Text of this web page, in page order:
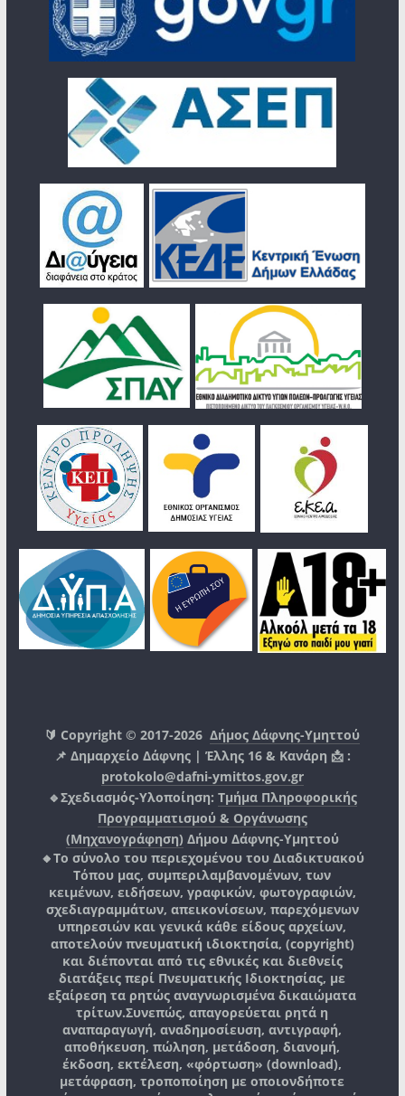
🔰 Copyright © 2017-2026Δήμος Δάφνης-Υμηττού
📌 Δημαρχείο Δάφνης | Έλλης 16 & Κανάρη 📩 :
protokolo@dafni-ymittos.gov.gr
🔹Σχεδιασμός-Υλοποίηση: Τμήμα Πληροφορικής
Προγραμματισμού & Οργάνωσης
(Μηχανογράφηση) Δήμου Δάφνης-Υμηττού
🔸Το σύνολο του περιεχομένου του Διαδικτυακού
Τόπου μας, συμπεριλαμβανομένων, των
κειμένων, ειδήσεων, γραφικών, φωτογραφιών,
σχεδιαγραμμάτων, απεικονίσεων, παρεχόμενων
υπηρεσιών και γενικά κάθε είδους αρχείων,
αποτελούν πνευματική ιδιοκτησία, (copyright)
και διέπονται από τις εθνικές και διεθνείς
διατάξεις περί Πνευματικής Ιδιοκτησίας, με
εξαίρεση τα ρητώς αναγνωρισμένα δικαιώματα
τρίτων.Συνεπώς, απαγορεύεται ρητά η
αναπαραγωγή, αναδημοσίευση, αντιγραφή,
αποθήκευση, πώληση, μετάδοση, διανομή,
έκδοση, εκτέλεση, «φόρτωση» (download),
μετάφραση, τροποποίηση με οποιονδήποτε